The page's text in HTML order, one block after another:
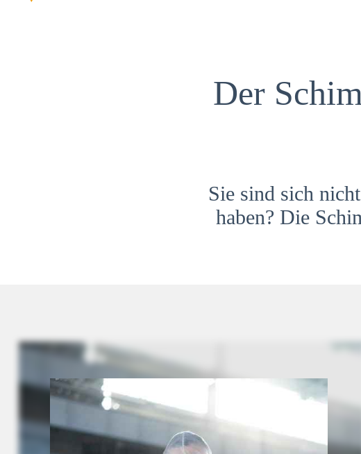
Der
Sie sind sich
haben? Die